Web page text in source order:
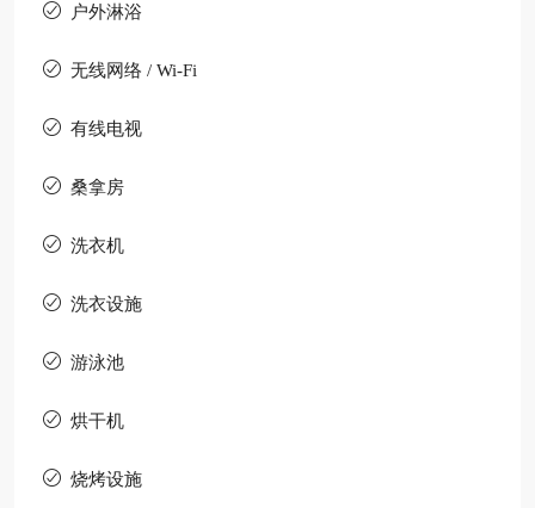
户外淋浴
无线网络 / Wi-Fi
有线电视
桑拿房
洗衣机
洗衣设施
游泳池
烘干机
烧烤设施